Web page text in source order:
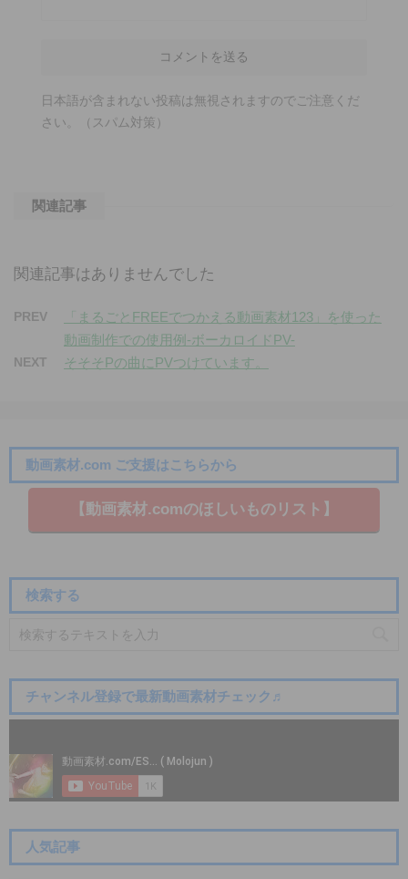
日本語が含まれない投稿は無視されますのでご注意くだ
さい。（スパム対策）
関連記事
関連記事はありませんでした
PREV
「まるごとFREEでつかえる動画素材123」を使った
動画制作での使用例-ボーカロイドPV-
NEXT そそそPの曲にPVつけています。
動画素材.com ご支援はこちらから
【動画素材.co​mのほしいものリスト】
検索する
チャンネル登録で最新動画素材チェック♬
人気記事